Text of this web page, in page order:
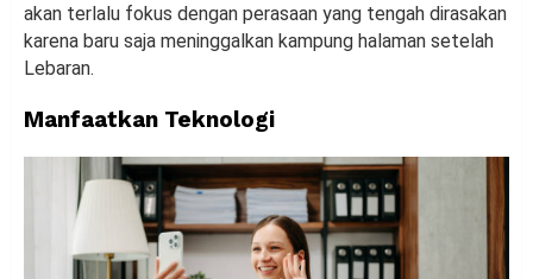
akan terlalu fokus dengan perasaan yang tengah dirasakan
karena baru saja meninggalkan kampung halaman setelah
Lebaran.
Manfaatkan Teknologi